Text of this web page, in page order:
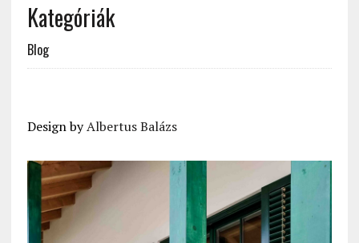
Kategóriák
Blog
Design byAlbertus Balázs